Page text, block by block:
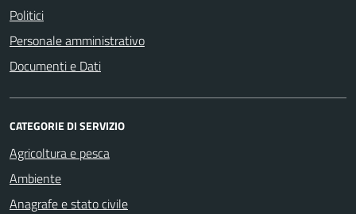
Politici
Personale amministrativo
Documenti e Dati
CATEGORIE DI SERVIZIO
Agricoltura e pesca
Ambiente
Anagrafe e stato civile